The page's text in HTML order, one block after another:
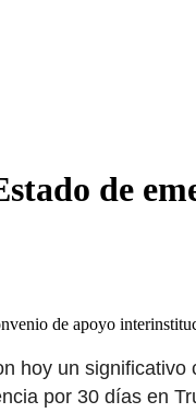
de
de apoyo
hoy un
por 30 días en